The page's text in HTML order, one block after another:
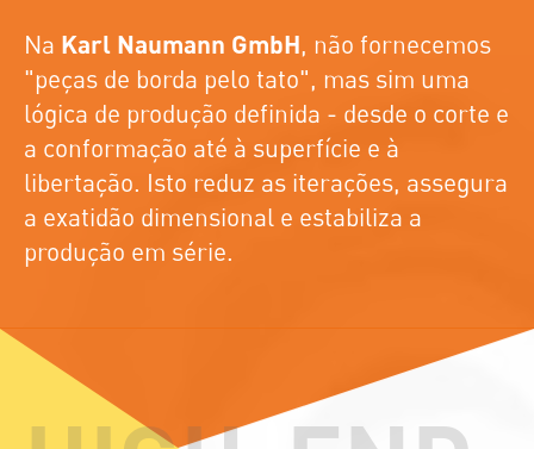
Na Karl Naumann GmbH, não fornecemos
"peças de borda pelo tato", mas sim uma
lógica de produção definida - desde o corte e
a conformação até à superfície e à
libertação. Isto reduz as iterações, assegura
a exatidão dimensional e estabiliza a
produção em série.